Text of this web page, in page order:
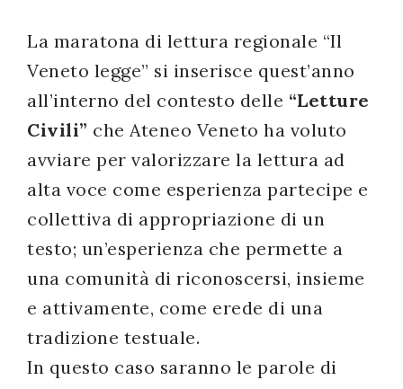
La maratona di lettura regionale “Il
Veneto legge” si inserisce quest’anno
all’interno del contesto delle “Letture
Civili” che Ateneo Veneto ha voluto
avviare per valorizzare la lettura ad
alta voce come esperienza partecipe e
collettiva di appropriazione di un
testo; un’esperienza che permette a
una comunità di riconoscersi, insieme
e attivamente, come erede di una
tradizione testuale.
In questo caso saranno le parole di